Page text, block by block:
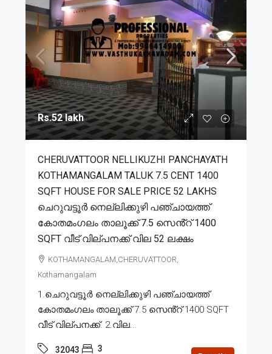
Rs.52 lakh
CHERUVATTOOR NELLIKUZHI PANCHAYATH
KOTHAMANGALAM TALUK 7.5 CENT 1400
SQFT HOUSE FOR SALE PRICE 52 LAKHS
ചെറുവട്ടൂർ നെല്ലിക്കുഴി പഞ്ചായത്ത്
കോതമംഗലം താലൂക്ക് 7.5 സെൻ്റ് 1400
SQFT വീട് വില്പനക്ക് വില 52 ലക്ഷം
KOTHAMANGALAM,CHERUVATTOOR,
Kothamangalam
1.ചെറുവട്ടൂർ നെല്ലിക്കുഴി പഞ്ചായത്ത്
കോതമംഗലം താലൂക്ക് 7.5 സെൻ്റ് 1400 SQFT
വീട് വില്പനക്ക്. 2.വില...
32043 3